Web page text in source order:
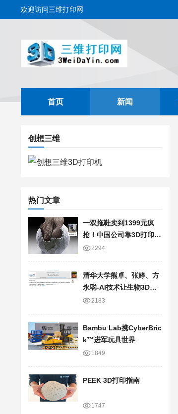
欢迎访问三维打印网
首页 新闻
创想三维
热门文章
一双拖鞋卖到1399元疯
抢！中国公司靠3D打印技
术，半年狂卷20亿
2294
清华大学熊卓、张婷、方
永聪-AI技术让生物3D打
印走向临床应用
2183
Bambu Lab携Cyber​​Bric
k™进军玩具世界
1849
PEEK 3D打印指南
1747